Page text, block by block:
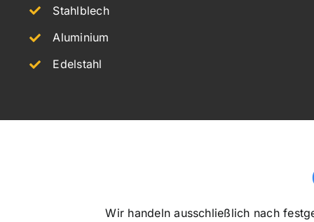
Stahlblech
Aluminium
Edelstahl
Wir handeln ausschließlich nach